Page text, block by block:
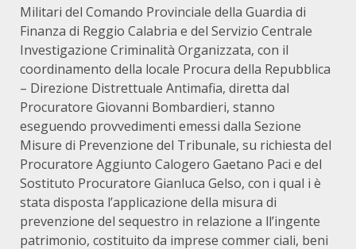
Militari del Comando Provinciale della Guardia di
Finanza di Reggio Calabria e del Servizio Centrale
Investigazione Criminalità Organizzata, con il
coordinamento della locale Procura della Repubblica
– Direzione Distrettuale Antimafia, diretta dal
Procuratore Giovanni Bombardieri, stanno
eseguendo provvedimenti emessi dalla Sezione
Misure di Prevenzione del Tribunale, su richiesta del
Procuratore Aggiunto Calogero Gaetano Paci e del
Sostituto Procuratore Gianluca Gelso, con i qual i è
stata disposta l’applicazione della misura di
prevenzione del sequestro in relazione a ll’ingente
patrimonio, costituito da imprese commer ciali, beni